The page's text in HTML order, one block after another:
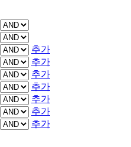
추가
추가
추가
추가
추가
추가
추가